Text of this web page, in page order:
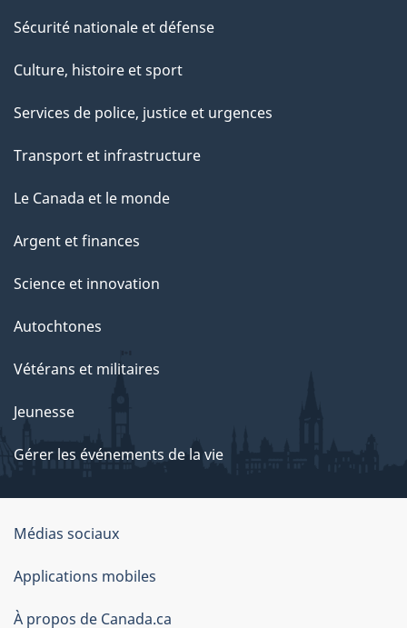
Sécurité nationale et défense
Culture, histoire et sport
Services de police, justice et urgences
Transport et infrastructure
Le Canada et le monde
Argent et finances
Science et innovation
Autochtones
Vétérans et militaires
Jeunesse
Gérer les événements de la vie
Organisation
du
gouvernement
du
Médias sociaux
Applications mobiles
À propos de Canada.ca